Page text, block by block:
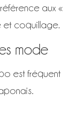
aux
et coquillage.
mode
est